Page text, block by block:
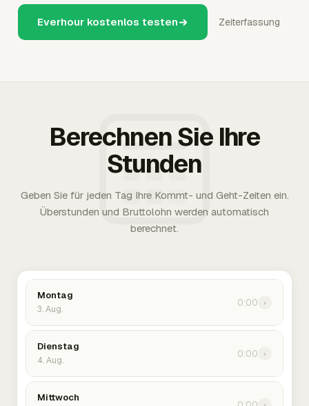
Everhour kostenlos testen Zeiterfassung
Berechnen Sie Ihre
Stunden
Geben Sie für jeden Tag Ihre Kommt- und Geht-Zeiten ein.
Überstunden und Bruttolohn werden automatisch
berechnet.
Montag
3. Aug.
0:00 ›
Dienstag
4. Aug.
0:00 ›
Mittwoch